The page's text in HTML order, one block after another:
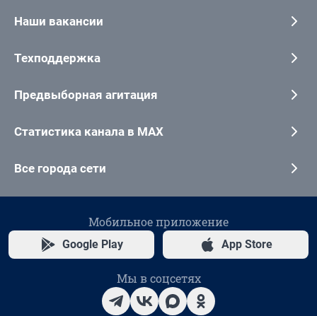
Наши вакансии
Техподдержка
Предвыборная агитация
Статистика канала в MAX
Все города сети
Мобильное приложение
Google Play App Store
Мы в соцсетях